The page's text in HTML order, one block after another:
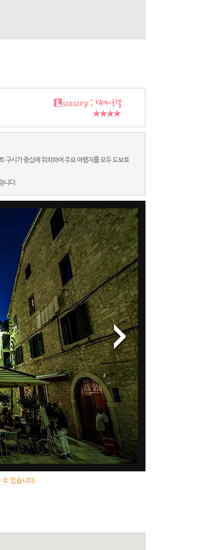
구시가 중심에 위치하여 주요 여행지를 모두 도보로
니다.
있습니다.